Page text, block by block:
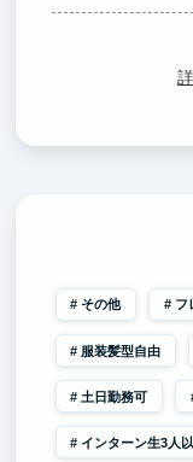
その他 フ
服装髪型自由
土日勤務可
インターン生3人